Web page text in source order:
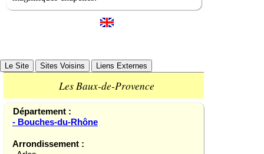
Le Site Sites Voisins Liens Externes
Les Baux-de-Provence
Département :
- Bouches-du-Rhône
Arrondissement :